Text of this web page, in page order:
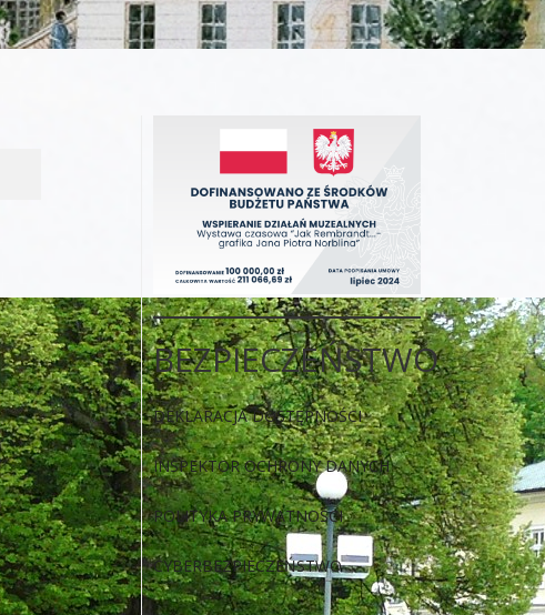
BEZPIECZEŃSTWO
DEKLARACJA DOSTĘPNOŚCI
INSPEKTOR OCHRONY DANYCH
POLITYKA PRYWATNOŚCI
CYBERBEZPIECZEŃSTWO